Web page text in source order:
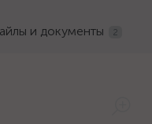
и документы 2